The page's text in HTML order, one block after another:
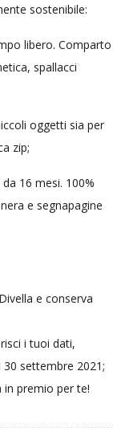
sostenibile:
libero. Comparto
spallacci
oggetti sia per
zip;
16 mesi. 100%
e segnapagine
e conserva
i tuoi dati,
settembre 2021;
in premio per te!